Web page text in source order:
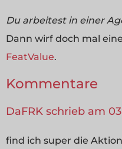
Du arbeitest in einer
Dann wirf doch mal
FeatValue.
Kommentare
DaFRK schrieb am
find ich super die